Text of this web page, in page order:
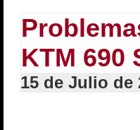
KTM 690
15 de Julio de